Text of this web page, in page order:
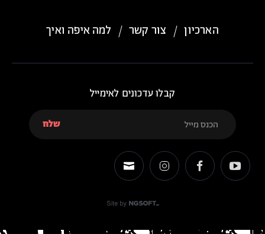
הארכיון צור קשר למה איפה ואיך
קבלו עדכונים לאימייל